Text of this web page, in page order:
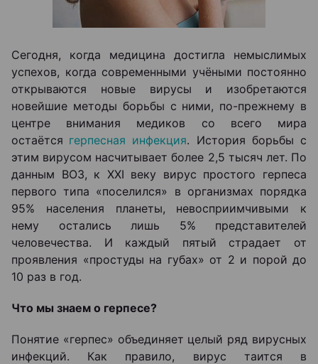
Сегодня, когда медицина достигла немыслимых
успехов, когда современными учёными постоянно
открываются новые вирусы и изобретаются
новейшие методы борьбы с ними, по-прежнему в
центре внимания медиков со всего мира
остаётся герпесная инфекция. История борьбы с
этим вирусом насчитывает более 2,5 тысяч лет. По
данным ВОЗ, к XXI веку вирус простого герпеса
первого типа «поселился» в организмах порядка
95% населения планеты, невосприимчивыми к
нему остались лишь 5% представителей
человечества. И каждый пятый страдает от
проявления «простуды на губах» от 2 и порой до
10 раз в год.
Что мы знаем о герпесе?
Понятие «герпес» объединяет целый ряд вирусных
инфекций. Как правило, вирус таится в